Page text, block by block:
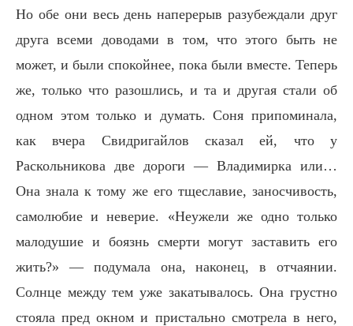
Но обе они весь день наперерыв разубеждали друг
друга всеми доводами в том, что этого быть не
может, и были спокойнее, пока были вместе. Теперь
же, только что разошлись, и та и другая стали об
одном этом только и думать. Соня припоминала,
как вчера Свидригайлов сказал ей, что у
Раскольникова две дороги — Владимирка или…
Она знала к тому же его тщеславие, заносчивость,
самолюбие и неверие. «Неужели же одно только
малодушие и боязнь смерти могут заставить его
жить?» — подумала она, наконец, в отчаянии.
Солнце между тем уже закатывалось. Она грустно
стояла пред окном и пристально смотрела в него,